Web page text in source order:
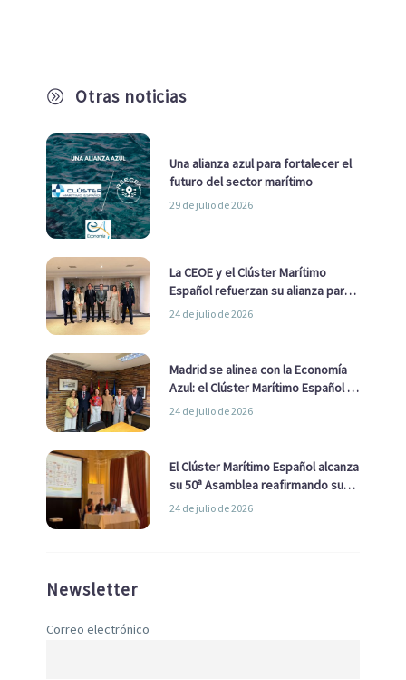
A Otras noticias
Una alianza azul para fortalecer el
futuro del sector marítimo
29 de julio de 2026
La CEOE y el Clúster Marítimo
Español refuerzan su alianza para
impulsar una estrategia Nacional
24 de julio de 2026
Madrid se alinea con la Economía
Azul: el Clúster Marítimo Español y
la Real Liga Naval avanzan alianzas
24 de julio de 2026
El Clúster Marítimo Español alcanza
su 50ª Asamblea reafirmando su
liderazgo en la Economía Azul
24 de julio de 2026
Newsletter
Correo electrónico